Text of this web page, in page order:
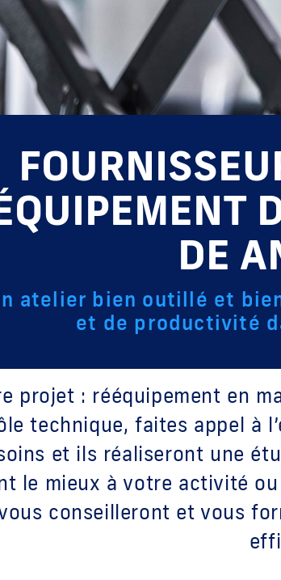
DE
atelier bien outillé et
et de productivité
projet : rééquipement en
technique, faites appel à
et ils réaliseront une
le mieux à votre activité
conseilleront et vous